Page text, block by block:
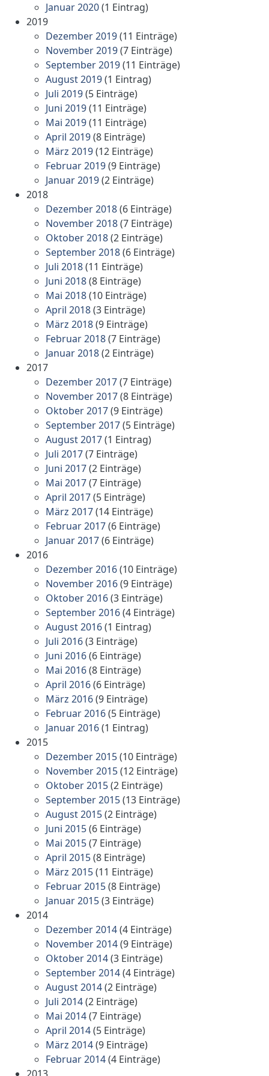
Januar 2020(1 Eintrag)
2019
Dezember 2019(11 Einträge)
November 2019(7 Einträge)
September 2019(11 Einträge)
August 2019(1 Eintrag)
Juli 2019(5 Einträge)
Juni 2019(11 Einträge)
Mai 2019(11 Einträge)
April 2019(8 Einträge)
März 2019(12 Einträge)
Februar 2019(9 Einträge)
Januar 2019(2 Einträge)
2018
Dezember 2018(6 Einträge)
November 2018(7 Einträge)
Oktober 2018(2 Einträge)
September 2018(6 Einträge)
Juli 2018(11 Einträge)
Juni 2018(8 Einträge)
Mai 2018(10 Einträge)
April 2018(3 Einträge)
März 2018(9 Einträge)
Februar 2018(7 Einträge)
Januar 2018(2 Einträge)
2017
Dezember 2017(7 Einträge)
November 2017(8 Einträge)
Oktober 2017(9 Einträge)
September 2017(5 Einträge)
August 2017(1 Eintrag)
Juli 2017(7 Einträge)
Juni 2017(2 Einträge)
Mai 2017(7 Einträge)
April 2017(5 Einträge)
März 2017(14 Einträge)
Februar 2017(6 Einträge)
Januar 2017(6 Einträge)
2016
Dezember 2016(10 Einträge)
November 2016(9 Einträge)
Oktober 2016(3 Einträge)
September 2016(4 Einträge)
August 2016(1 Eintrag)
Juli 2016(3 Einträge)
Juni 2016(6 Einträge)
Mai 2016(8 Einträge)
April 2016(6 Einträge)
März 2016(9 Einträge)
Februar 2016(5 Einträge)
Januar 2016(1 Eintrag)
2015
Dezember 2015(10 Einträge)
November 2015(12 Einträge)
Oktober 2015(2 Einträge)
September 2015(13 Einträge)
August 2015(2 Einträge)
Juni 2015(6 Einträge)
Mai 2015(7 Einträge)
April 2015(8 Einträge)
März 2015(11 Einträge)
Februar 2015(8 Einträge)
Januar 2015(3 Einträge)
2014
Dezember 2014(4 Einträge)
November 2014(9 Einträge)
Oktober 2014(3 Einträge)
September 2014(4 Einträge)
August 2014(2 Einträge)
Juli 2014(2 Einträge)
Mai 2014(7 Einträge)
April 2014(5 Einträge)
März 2014(9 Einträge)
Februar 2014(4 Einträge)